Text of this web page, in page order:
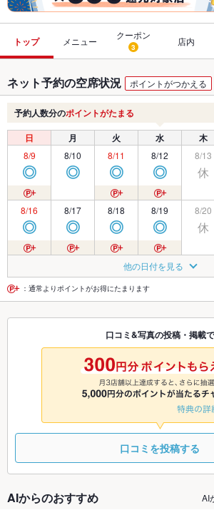
トップ メニュー
クーポン
3 店内
ネット予約の空席状況 ポイントがつかえる
予約人数分のポイントがたまる
日 月 火 水 木
8/9
◎
8/10
◎
8/11
◎
8/12
◎
8/13
休
8/16
◎
8/17
◎
8/18
◎
8/19
◎
8/20
休
◎ ◎
8/25
◎
8/26
休
8/27
休
8/30 8/31 9/1
◎
9/2
◎
9/3
休
9/8
◎
9/9
◎
9/10
休
他の日付を見る
：通常よりポイントがお得にたまります
口コミ&写真の投稿・掲載で
口コミを投稿する
AIからのおすすめ AI